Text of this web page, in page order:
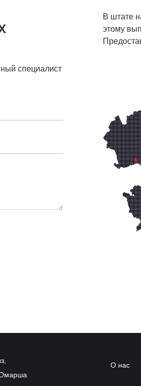
специалист
В штате
этому
О нас